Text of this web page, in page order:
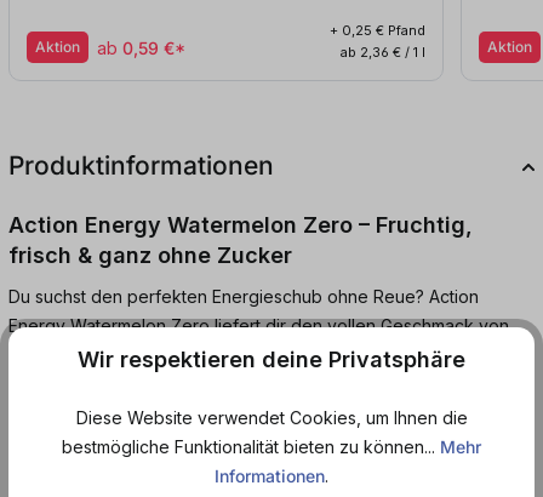
Aktion ab 0,59 €*
+ 0,25 € Pfand
ab 2,36 € / 1 l
Aktion
Produktinformationen
Action Energy Watermelon Zero – Fruchtig,
frisch & ganz ohne Zucker
Du suchst den perfekten Energieschub ohne Reue? Action
Energy Watermelon Zero liefert dir den vollen Geschmack von
saftiger Wassermelone – und das ganz ohne Zucker. Der
und sorgt für Erfrischung in jeder Lebenslage.
Egal ob beim Sport, im Alltag oder unterwegs – dieser Zero Drink
Wir respektieren deine Privatsphäre
Diese Website verwendet Cookies, um Ihnen die
bestmögliche Funktionalität bieten zu können... Mehr
Informationen.